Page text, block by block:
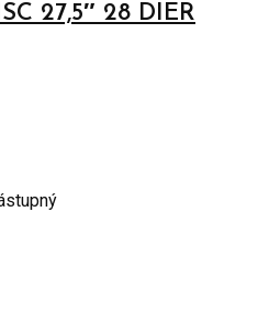
27,5″ 28 DIER